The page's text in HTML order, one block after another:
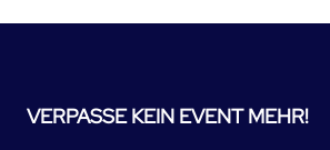
VERPASSE KEIN EVENT MEHR!